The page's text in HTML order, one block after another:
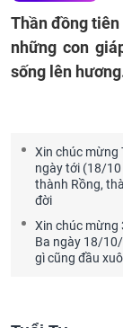
Thần đồng
những con
sống lên
Xin chúc mừng
ngày tới (18/
thành Rồng,
đời
Xin chúc mừng
Ba ngày 18/
gì cũng đầu